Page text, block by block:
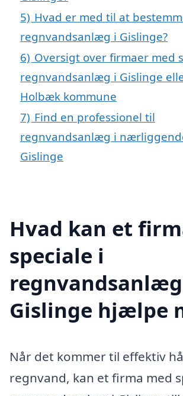
5) Hvad er med til at
regnvandsanlæg i Gislinge?
6) Oversigt over firmaer med
regnvandsanlæg i Gislinge
Holbæk kommune
7) Find en professionel til
regnvandsanlæg i
Gislinge
Hvad kan et
speciale i
Gislinge hjælpe
Når det kommer til effektiv
regnvand, kan et firma med